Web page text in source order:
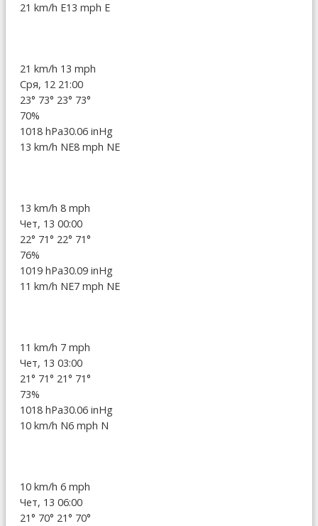
21 km/h E13 mph E
21 km/h 13 mph
Сря, 12 21:00
23° 73° 23° 73°
70%
1018 hPa30.06 inHg
13 km/h NE8 mph NE
13 km/h 8 mph
Чет, 13 00:00
22° 71° 22° 71°
76%
1019 hPa30.09 inHg
11 km/h NE7 mph NE
11 km/h 7 mph
Чет, 13 03:00
21° 71° 21° 71°
73%
1018 hPa30.06 inHg
10 km/h N6 mph N
10 km/h 6 mph
Чет, 13 06:00
21° 70° 21° 70°